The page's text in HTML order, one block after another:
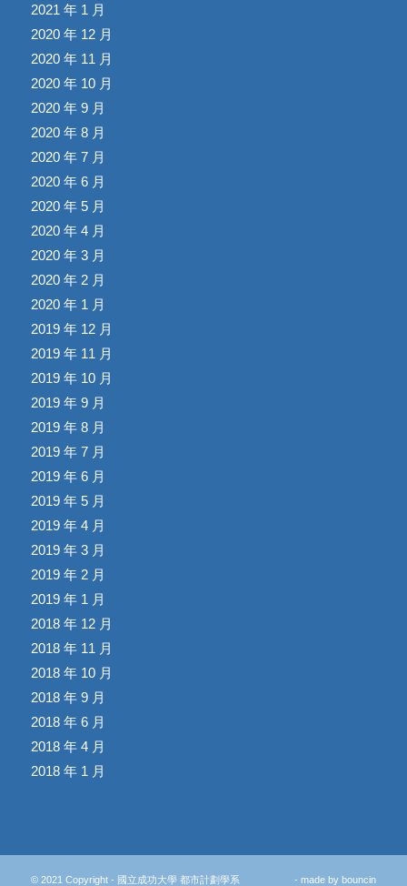
2021 年 1 月
2020 年 12 月
2020 年 11 月
2020 年 10 月
2020 年 9 月
2020 年 8 月
2020 年 7 月
2020 年 6 月
2020 年 5 月
2020 年 4 月
2020 年 3 月
2020 年 2 月
2020 年 1 月
2019 年 12 月
2019 年 11 月
2019 年 10 月
2019 年 9 月
2019 年 8 月
2019 年 7 月
2019 年 6 月
2019 年 5 月
2019 年 4 月
2019 年 3 月
2019 年 2 月
2019 年 1 月
2018 年 12 月
2018 年 11 月
2018 年 10 月
2018 年 9 月
2018 年 6 月
2018 年 4 月
2018 年 1 月
© 2021 Copyright - 國立成功大學 都市計劃學系 - made bybouncin